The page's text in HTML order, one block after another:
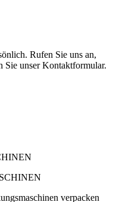
Rufen Sie uns an,
Sie unser Kontaktformular.
verpacken